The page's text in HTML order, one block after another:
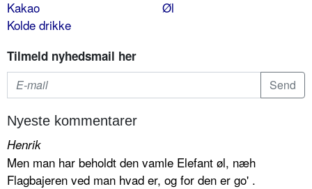
Kakao
Kolde drikke
Øl
Tilmeld nyhedsmail her
Nyeste kommentarer
Henrik
Men man har beholdt den vamle Elefant øl, næh
Flagbajeren ved man hvad er, og for den er go' .